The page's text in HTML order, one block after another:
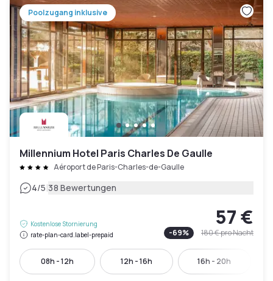
Poolzugang inklusive
Millennium Hotel Paris Charles De Gaulle
Aéroport de Paris-Charles-de-Gaulle
4/5|38 Bewertungen
Kostenlose Stornierung
rate-plan-card.label-prepaid
57 €
-69% 180 €pro Nacht
08h - 12h 12h - 16h 16h - 20h